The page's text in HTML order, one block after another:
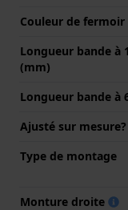
Couleur de fermoir
Longueur bande à
(mm)
Longueur bande à
Ajusté sur mesure?
Type de montage
Monture droite